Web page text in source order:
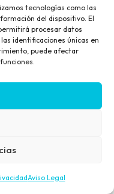
tecnologías como las
del dispositivo. El
procesar datos
identificaciones únicas en
puede afectar
Aviso Legal
DE
ENTENDER
LA
VISIÓN.